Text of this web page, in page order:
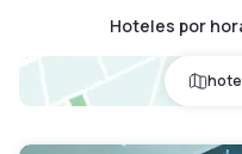
Hoteles por